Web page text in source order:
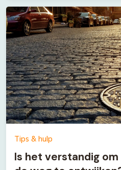
Tips & hulp
Is het verstandig